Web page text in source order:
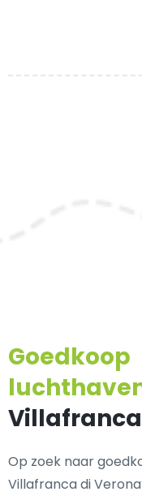
Goedkoop
Op zoek naar
Villafranca di